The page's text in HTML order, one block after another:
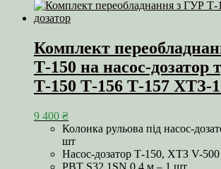
Комплект
Т-150 на насос-дозатор
Т-150 Т-156 Т-157 ХТЗ-
9 400 ₴
Колонка рульова під насос-
шт
Насос-дозатор Т-150, ХТЗ V-